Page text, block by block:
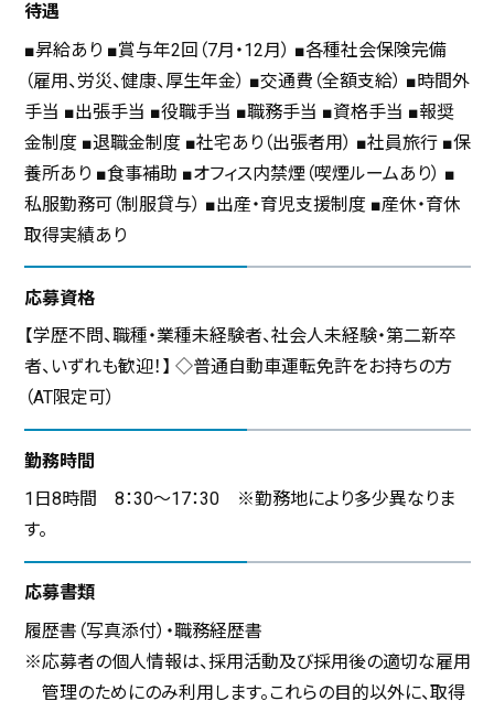
待遇
■昇給あり ■賞与年2回（7月・12月） ■各種社会保険完備
（雇用、労災、健康、厚生年金） ■交通費（全額支給） ■時間外
手当 ■出張手当 ■役職手当 ■職務手当 ■資格手当 ■報奨
金制度 ■退職金制度 ■社宅あり（出張者用） ■社員旅行 ■保
養所あり ■食事補助 ■オフィス内禁煙（喫煙ルームあり） ■
私服勤務可（制服貸与） ■出産・育児支援制度 ■産休・育休
取得実績あり
応募資格
【学歴不問、職種・業種未経験者、社会人未経験・第二新卒
者、いずれも歓迎！】 ◇普通自動車運転免許をお持ちの方
（AT限定可）
勤務時間
1日8時間 8：30～17：30 ※勤務地により多少異なりま
す。
応募書類
履歴書（写真添付）・職務経歴書
※応募者の個人情報は、採用活動及び採用後の適切な雇用
管理のためにのみ利用します。これらの目的以外に、取得